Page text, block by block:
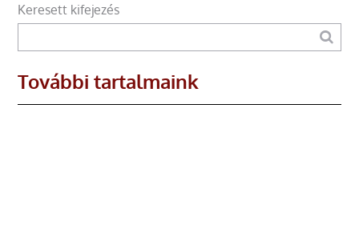
Keresett kifejezés
További tartalmaink